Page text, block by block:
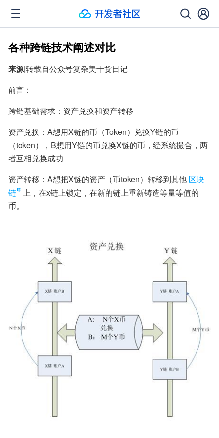
各种跨链技术阐述对比
来源|转载自公众号复杂美干货日记
前言：
跨链基础需求：资产兑换和资产转移
资产兑换：A想用X链的币（Token）兑换Y链的币
（token），B想用Y链的币兑换X链的币，经系统撮合，两
者互相兑换成功
资产转移：A想把X链的资产（币token）转移到其他 区块
链
上，在x链上锁定，在新的链上重新铸造等量等值的
币。